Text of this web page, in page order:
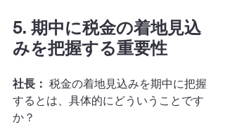
5. 期中に税金の着地見込
みを把握する重要性
社長： 税金の着地見込みを期中に把握
するとは、具体的にどういうことです
か？